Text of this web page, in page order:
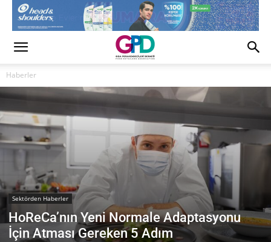
Haberler
Sektörden Haberler
HoReCa’nın Yeni Normale Adaptasyonu
İçin Atması Gereken 5 Adım